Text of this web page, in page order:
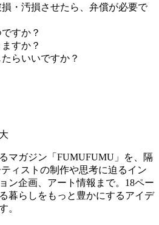
・汚損させたら、弁償が必要で
すか？
すか？
らいいですか？
マガジン「FUMUFUMU」を、隔
ィストの制作や思考に迫るイン
ン企画、アート情報まで。18ペー
暮らしをもっと豊かにするアイデ
。